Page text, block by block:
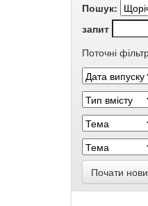
Пошук:
запит
Поточні
Почати